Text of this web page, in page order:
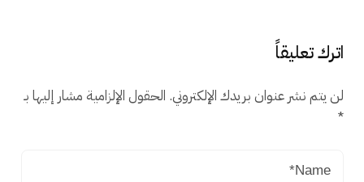
اترك تعليقاً
لن يتم نشر عنوان بريدك الإلكتروني. الحقول الإلزامية مشار إليها بـ
*